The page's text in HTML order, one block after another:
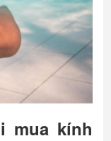
mua kính